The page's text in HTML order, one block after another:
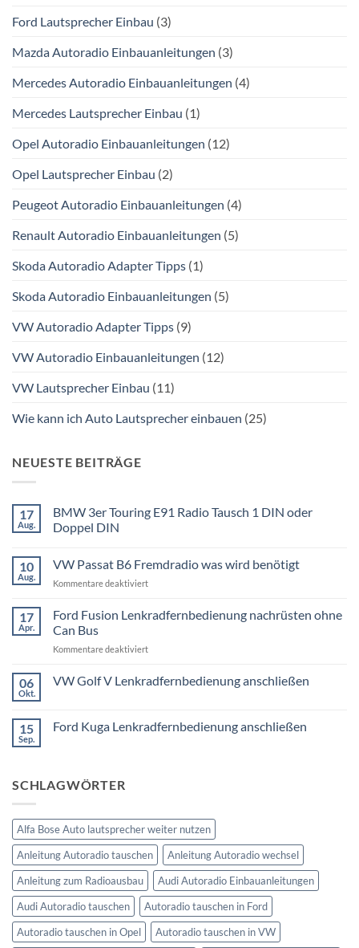
Ford Lautsprecher Einbau (3)
Mazda Autoradio Einbauanleitungen (3)
Mercedes Autoradio Einbauanleitungen (4)
Mercedes Lautsprecher Einbau (1)
Opel Autoradio Einbauanleitungen (12)
Opel Lautsprecher Einbau (2)
Peugeot Autoradio Einbauanleitungen (4)
Renault Autoradio Einbauanleitungen (5)
Skoda Autoradio Adapter Tipps (1)
Skoda Autoradio Einbauanleitungen (5)
VW Autoradio Adapter Tipps (9)
VW Autoradio Einbauanleitungen (12)
VW Lautsprecher Einbau (11)
Wie kann ich Auto Lautsprecher einbauen (25)
NEUESTE BEITRÄGE
17
Aug.
BMW 3er Touring E91 Radio Tausch 1 DIN oder
Doppel DIN
zu
3er
Radio
Tausch
1
DIN
DIN
10
Aug.
VW Passat B6 Fremdradio was wird benötigt
Kommentare deaktiviertfür
Passat
B6
was
benötigt
17
Apr.
Ford Fusion Lenkradfernbedienung nachrüsten ohne
Can Bus
Kommentare deaktiviertfür
Fusion
Lenkradfernbedienung
Can
06
Okt.
VW Golf V Lenkradfernbedienung anschließen
VW
15
Sep.
Ford Kuga Lenkradfernbedienung anschließen
Kuga
SCHLAGWÖRTER
Alfa Bose Auto lautsprecher weiter nutzen
Anleitung Autoradio tauschen
Anleitung Autoradio wechsel
Anleitung zum Radioausbau
Audi Autoradio Einbauanleitungen
Audi Autoradio tauschen
Autoradio tauschen in Ford
Autoradio tauschen in Opel
Autoradio tauschen in VW